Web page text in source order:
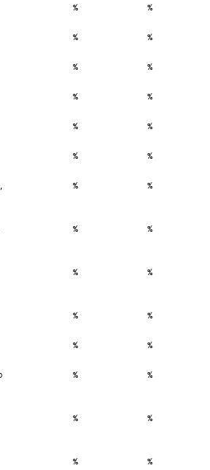
% %
% %
% %
% %
% %
% %
% %
% %
% %
% %
% %
% %
% %
% %